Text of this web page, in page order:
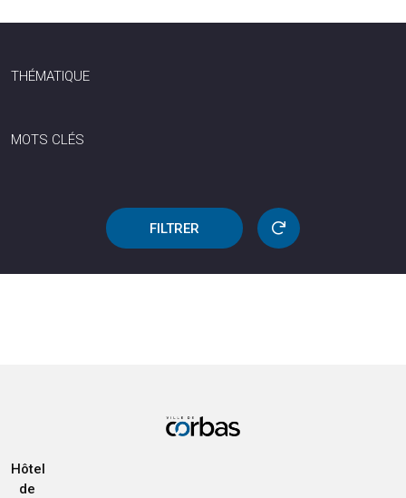
THÉMATIQUE
MOTS CLÉS
FILTRER
Hôtel
de